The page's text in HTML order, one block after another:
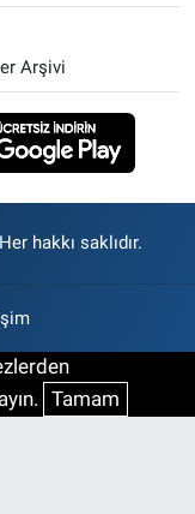
Arşivi
hakkı saklıdır.
Tamam